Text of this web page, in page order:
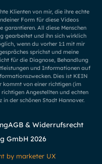
Klienten von mir, die ihre echte
Form für diese Videos
garantieren. All diese Menschen
gearbeitet und ihn sich wirklich
wenn du vorher 1:1 mit mir
sprichst und meine
für die Diagnose, Behandlung
und Informationen auf
Dies ist KEIN
kommt von einer richtigen (im
Angestellten und echten
der schönen Stadt Hannover.
GmbH 2026
AGB & Widerrufsrecht
by marketer UX